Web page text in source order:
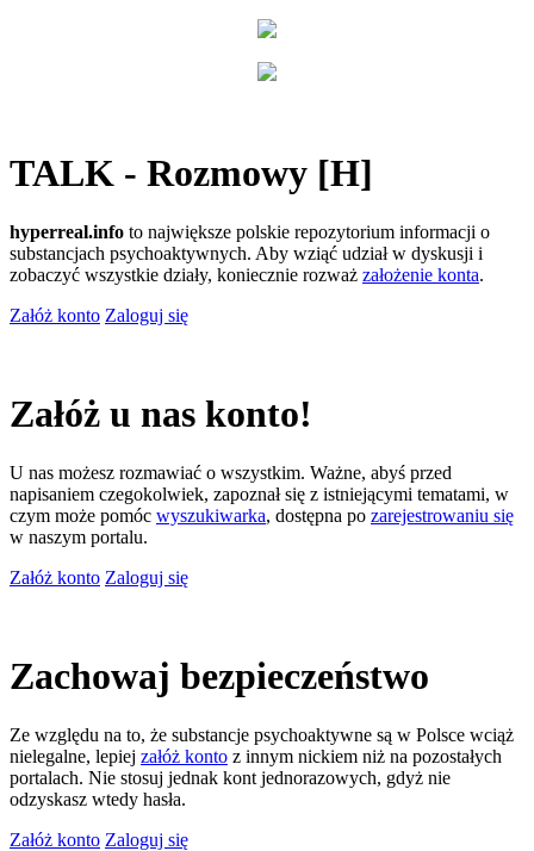
TALK - Rozmowy [H]
hyperreal.info to największe polskie repozytorium informacji o
substancjach psychoaktywnych. Aby wziąć udział w dyskusji i
zobaczyć wszystkie działy, koniecznie rozważ założenie konta.
Załóż konto Zaloguj się
Załóż u nas konto!
U nas możesz rozmawiać o wszystkim. Ważne, abyś przed
napisaniem czegokolwiek, zapoznał się z istniejącymi tematami, w
czym może pomóc wyszukiwarka, dostępna po zarejestrowaniu się
w naszym portalu.
Załóż konto Zaloguj się
Zachowaj bezpieczeństwo
Ze względu na to, że substancje psychoaktywne są w Polsce wciąż
nielegalne, lepiej załóż konto z innym nickiem niż na pozostałych
portalach. Nie stosuj jednak kont jednorazowych, gdyż nie
odzyskasz wtedy hasła.
Załóż konto Zaloguj się